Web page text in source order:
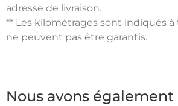
adresse de livraison.
** Les kilométrages sont indiqués
ne peuvent pas être garantis.
Nous avons également